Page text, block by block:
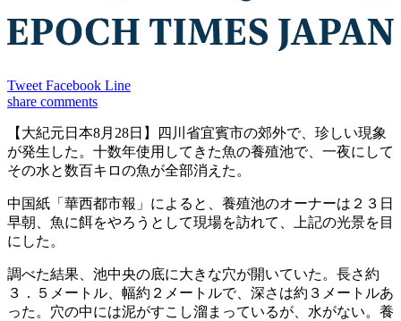
Tweet Facebook Line
share comments
【大紀元日本8月28日】四川省宜賓市の郊外で、珍しい現象
が発生した。十数年使用してきた魚の養殖池で、一夜にして
その水と数百キロの魚が全部消えた。
中国紙「華西都市報」によると、養殖池のオーナーは２３日
早朝、魚に餌をやろうとして現場を訪れて、上記の光景を目
にした。
調べた結果、池中央の底に大きな穴が開いていた。長さ約
３．５メートル、幅約２メートルで、深さは約３メートルあ
った。穴の中には泥がすこし溜まっているが、水がない。養